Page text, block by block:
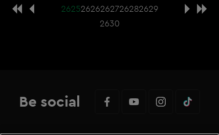
26252626262726282629
2630
Be social